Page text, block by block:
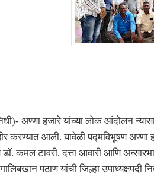
अण्णा हजारे यांच्या लोक आंदोलन
करण्यात आली. यावेळी पद्मविभूषण अण्णा
डॉ. कमल टावरी, दत्ता आवारी आणि
पठाण यांची जिल्हा उपाध्यक्षपदी